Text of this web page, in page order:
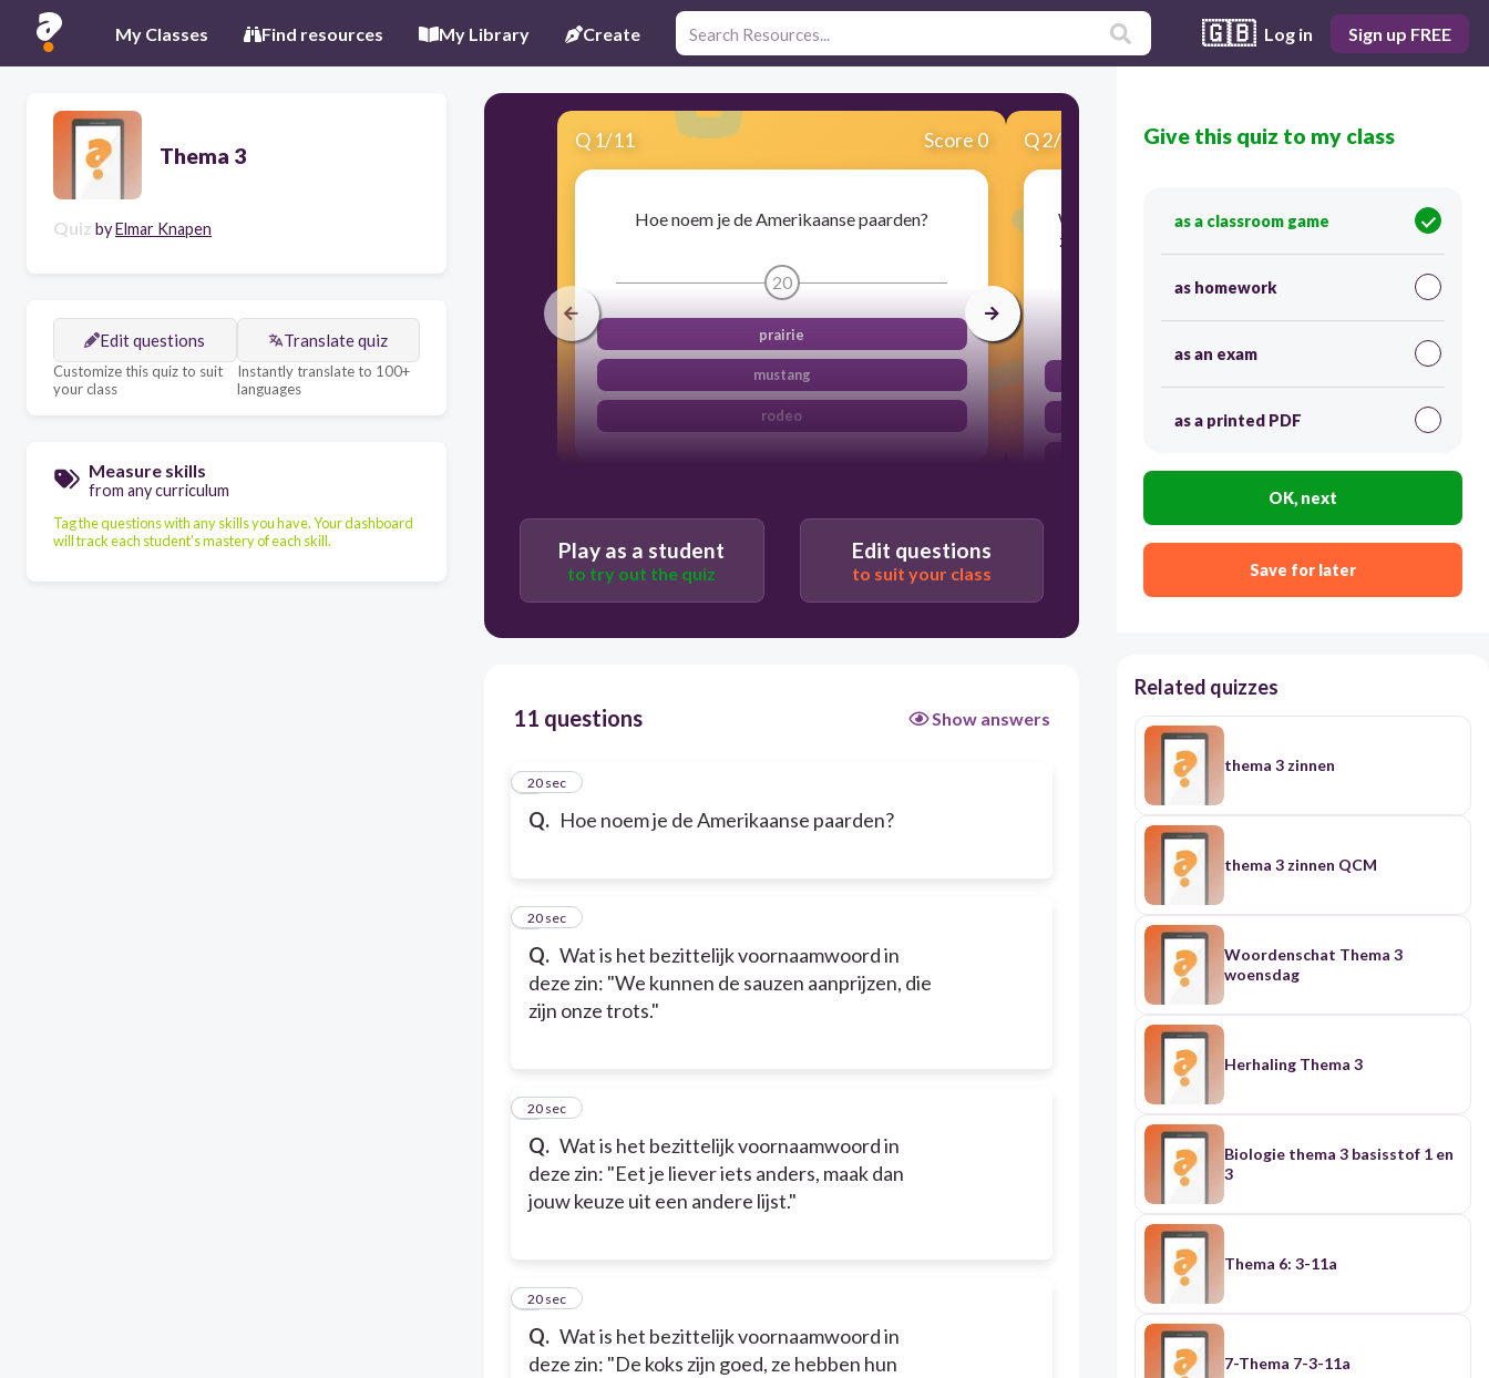
My Classes Find resources My Library Create 🇬🇧 Log in Sign up FREE
Thema 3
Quiz byElmar Knapen
Edit questions
Customize this quiz to suit
your class
Translate quiz
Instantly translate to 100+
languages
Measure skills
from any curriculum
Tag the questions with any skills you have. Your dashboard
will track each student's mastery of each skill.
Q 1/11 Score 0
Hoe noem je de Amerikaanse paarden?
20
prairie
mustang
rodeo
Q2/11 Score 0
Wat is het bezittelijk voornaamwoord in deze
zin: "We kunnen de sauzen aanprijzen, die zijn
onze trots."
20
trots
Play as a student
to try out the quiz
Edit questions
to suit your class
11 questions Show answers
Q. Hoe noem je de Amerikaanse paarden?
1
20 sec
Q. Wat is het bezittelijk voornaamwoord in
deze zin: "We kunnen de sauzen aanprijzen, die
zijn onze trots."
2
20 sec
Q. Wat is het bezittelijk voornaamwoord in
deze zin: "Eet je liever iets anders, maak dan
jouw keuze uit een andere lijst."
3
20 sec
Q. Wat is het bezittelijk voornaamwoord in
deze zin: "De koks zijn goed, ze hebben hun
4
20 sec
Give this quiz to my class
as a classroom game
as homework
as an exam
as a printed PDF
OK, next
Save for later
Related quizzes
thema 3 zinnen
thema 3 zinnen QCM
Woordenschat Thema 3
woensdag
Herhaling Thema 3
Biologie thema 3 basisstof 1 en
3
Thema 6: 3-11a
7-Thema 7-3-11a